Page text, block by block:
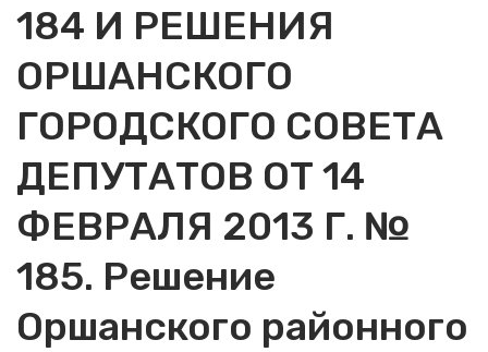
184 И РЕШЕНИЯ
ОРШАНСКОГО
ГОРОДСКОГО СОВЕТА
ДЕПУТАТОВ ОТ 14
ФЕВРАЛЯ 2013 Г. №
185. Решение
Оршанского районного